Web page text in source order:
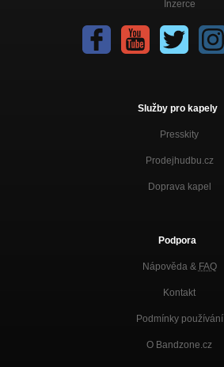
Inzerce
Služby pro kapely
Presskity
Prodejhudbu.cz
Doprava kapel
Podpora
Nápověda & FAQ
Kontakt
Podmínky používání
O Bandzone.cz